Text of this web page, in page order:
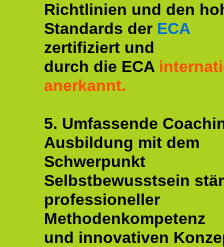
Richtlinien und den
Standards der ECA
zertifiziert und
durch die ECA
anerkannt.
5. Umfassende
Ausbildung mit dem
Schwerpunkt
Selbstbewusstsein
professioneller
Methodenkompetenz
und innovativen